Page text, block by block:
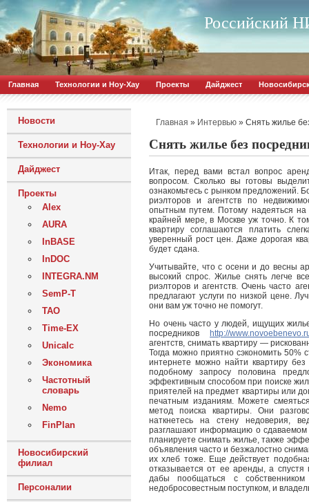
Российский
Главная Технологии и Ноу-Хау Проекты Дайджест
Новости
Технологии и Ноу-Хау
Дайджест
Проекты
Alex
AURA
InBASE
InDOC
INTEGRA.NM
SemP-T
ТАО
Time-EX
Unicalc
Экономика
Частотный
словарь
Nemo
FinPlan
Новосибирский
филиал
Персоналии
Главная » Интервью » Снять жилье
Снять жилье без
Итак, перед вами встал вопрос
вопросом. Сколько вы готовы
ознакомьтесь с рынком предложений.
риэлторов и агентств по
опытным путем. Потому надеяться
крайней мере, в Москве уж точно. К
квартиру соглашаются платить
уверенный рост цен. Даже дорогая
будет сдана.
Учитывайте, что с осени и до весны
высокий спрос. Жилье снять легче
риэлторов и агентств. Очень часто
предлагают услуги по низкой цене.
они вам уж точно не помогут.
Но очень часто у людей, ищущих
посредников
http://
агентств, снимать квартиру —
Тогда можно приятно сэкономить 50%
интернете можно найти квартиру
подобному запросу половина
эффективным способом при поиске
приятелей на предмет квартиры или
печатным изданиям. Можете
метод поиска квартиры. Они
наткнетесь на стену недоверия,
разглашают информацию о сдаваемом
планируете снимать жилье, также
объявления часто и безжалостно
их хлеб тоже. Еще действует
отказывается от ее аренды, а
дабы пообщаться с
недобросовестным поступком, и